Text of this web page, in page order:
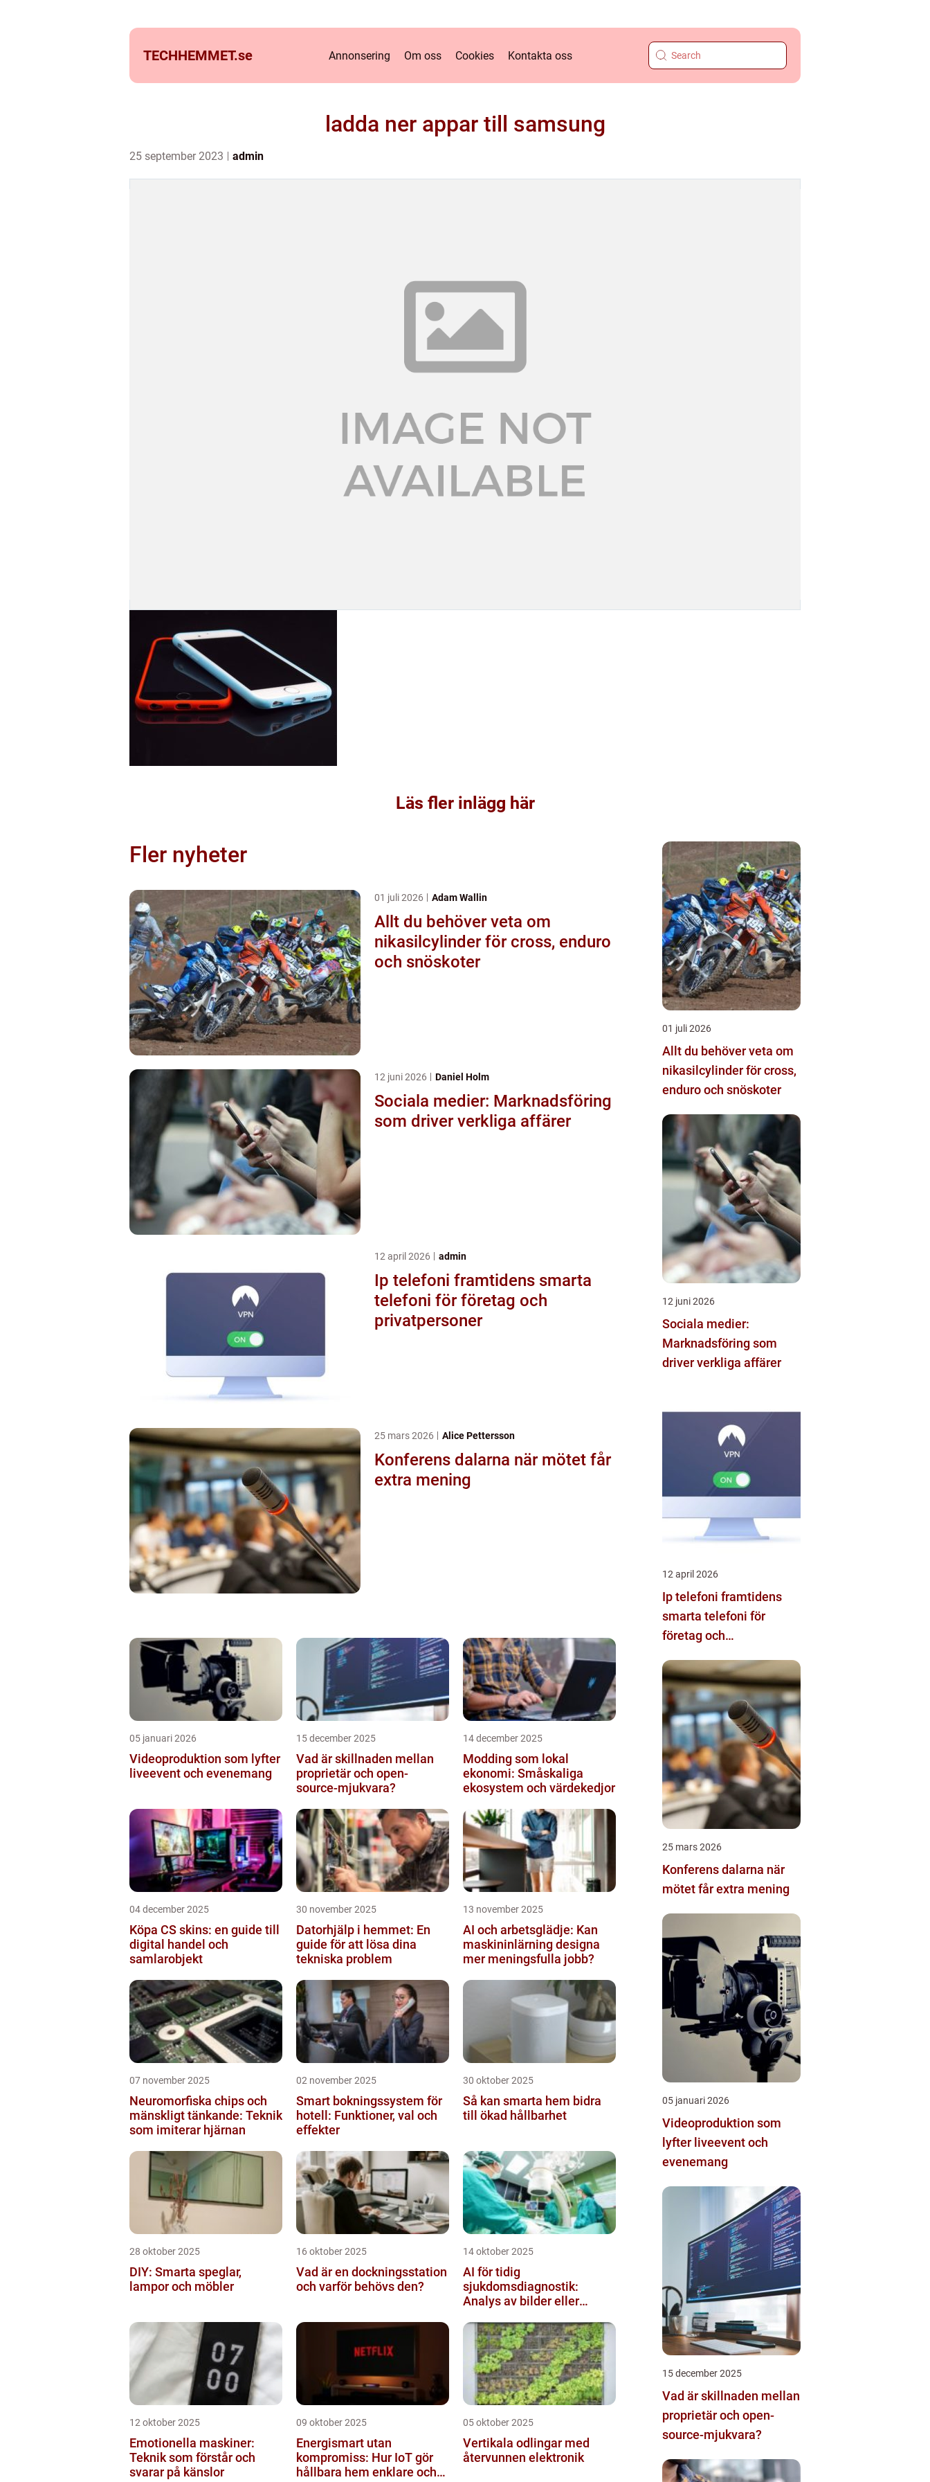
TECHHEMMET.se Annonsering Om oss Cookies Kontakta oss
ladda ner appar till samsung
25 september 2023 admin
Läs fler inlägg här
Fler nyheter
01 juli 2026 Adam Wallin
Allt du behöver veta om
nikasilcylinder för cross, enduro
och snöskoter
12 juni 2026 Daniel Holm
Sociala medier: Marknadsföring
som driver verkliga affärer
12 april 2026 admin
Ip telefoni framtidens smarta
telefoni för företag och
privatpersoner
25 mars 2026 Alice Pettersson
Konferens dalarna när mötet får
extra mening
05 januari 2026
Videoproduktion som lyfter
liveevent och evenemang
15 december 2025
Vad är skillnaden mellan
proprietär och open-
source-mjukvara?
14 december 2025
Modding som lokal
ekonomi: Småskaliga
ekosystem och värdekedjor
04 december 2025
Köpa CS skins: en guide till
digital handel och
samlarobjekt
30 november 2025
Datorhjälp i hemmet: En
guide för att lösa dina
tekniska problem
13 november 2025
AI och arbetsglädje: Kan
maskininlärning designa
mer meningsfulla jobb?
07 november 2025
Neuromorfiska chips och
mänskligt tänkande: Teknik
som imiterar hjärnan
02 november 2025
Smart bokningssystem för
hotell: Funktioner, val och
effekter
30 oktober 2025
Så kan smarta hem bidra
till ökad hållbarhet
28 oktober 2025
DIY: Smarta speglar,
lampor och möbler
16 oktober 2025
Vad är en dockningsstation
och varför behövs den?
14 oktober 2025
AI för tidig
sjukdomsdiagnostik:
Analys av bilder eller
12 oktober 2025
Emotionella maskiner:
Teknik som förstår och
svarar på känslor
09 oktober 2025
Energismart utan
kompromiss: Hur IoT gör
hållbara hem enklare och
05 oktober 2025
Vertikala odlingar med
återvunnen elektronik
01 juli 2026
Allt du behöver veta om
nikasilcylinder för cross,
enduro och snöskoter
12 juni 2026
Sociala medier:
Marknadsföring som
driver verkliga affärer
12 april 2026
Ip telefoni framtidens
smarta telefoni för
företag och
25 mars 2026
Konferens dalarna när
mötet får extra mening
05 januari 2026
Videoproduktion som
lyfter liveevent och
evenemang
15 december 2025
Vad är skillnaden mellan
proprietär och open-
source-mjukvara?